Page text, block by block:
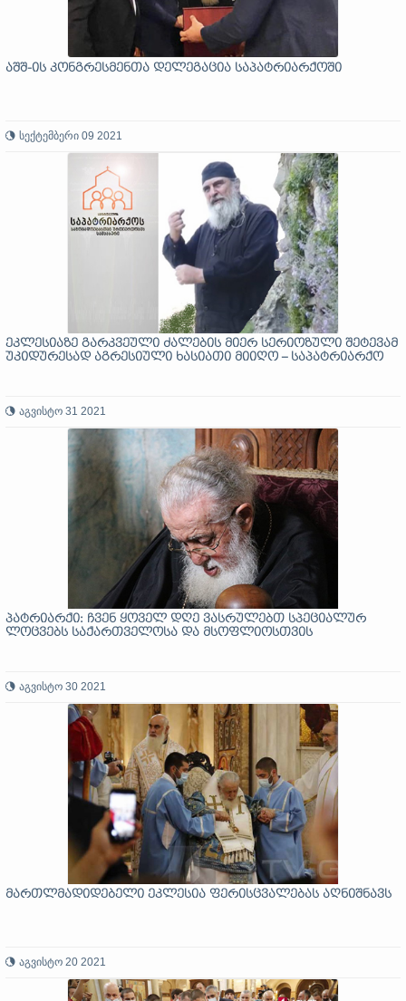
აშშ-ის კონგრესმენთა დელეგაცია საპატრიარქოში
სექტემბერი 09 2021
ეკლესიაზე გარკვეული ძალების მიერ სერიოზული შეტევამ
უკიდურესად აგრესიული ხასიათი მიიღო – საპატრიარქო
აგვისტო 31 2021
პატრიარქი: ჩვენ ყოველ დღე ვასრულებთ სპეციალურ
ლოცვებს საქართველოსა და მსოფლიოსთვის
აგვისტო 30 2021
მართლმადიდებელი ეკლესია ფერისცვალებას აღნიშნავს
აგვისტო 20 2021